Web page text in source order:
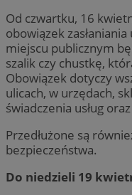
Od czwartku, 16
obowiązek
miejscu publicznym
szalik czy chustkę,
Obowiązek dotyczy
ulicach, w urzędach,
świadczenia usług
Przedłużone są
bezpieczeństwa.
Do niedzieli 19